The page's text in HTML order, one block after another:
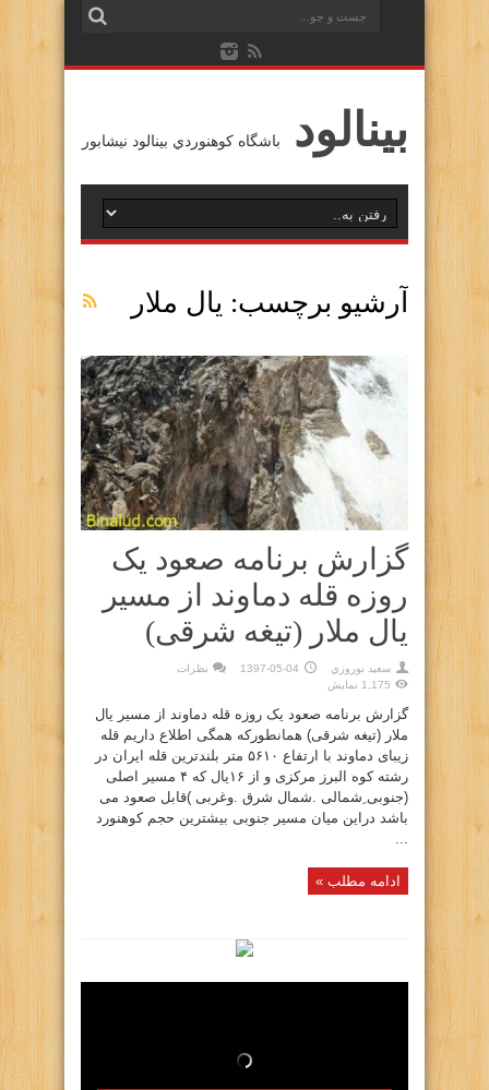
بينالود باشگاه كوهنوردي بينالود نيشابور
آرشیو برچسب: يال ملار
گزارش برنامه صعود یک
روزه قله دماوند از مسیر
یال ملار (تیغه شرقی)
سعيد نوروزي 1397-05-04
نظرات
1,175 نمایش
گزارش برنامه صعود یک روزه قله دماوند از مسیر یال
ملار (تیغه شرقی) همانطورکه همگی اطلاع داریم قله
زیبای دماوند با ارتفاع ۵۶۱۰ متر بلندترین قله ایران در
رشته کوه البرز مرکزی و از ۱۶یال که ۴ مسیر اصلی
(جنوبی ِشمالی .شمال شرق .وغربی )قابل صعود می
باشد دراین میان مسیر جنوبی بیشترین حجم کوهنورد
ادامه مطلب »